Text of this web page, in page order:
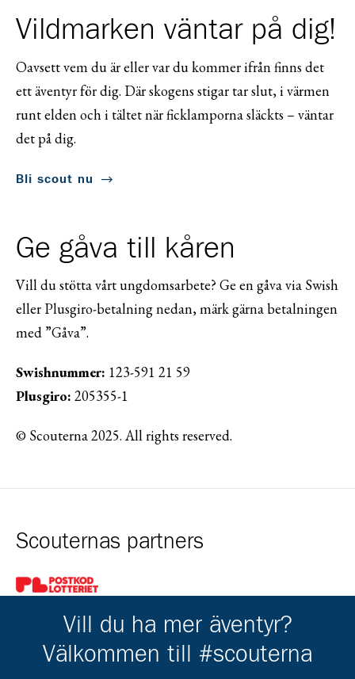
Vildmarken väntar på dig!
Oavsett vem du är eller var du kommer ifrån finns det
ett äventyr för dig. Där skogens stigar tar slut, i värmen
runt elden och i tältet när ficklamporna släckts – väntar
det på dig.
Bli scout nu
Ge gåva till kåren
Vill du stötta vårt ungdomsarbete? Ge en gåva via Swish
eller Plusgiro-betalning nedan, märk gärna betalningen
med ”Gåva”.
Swishnummer: 123-591 21 59
Plusgiro: 205355-1
© Scouterna 2025. All rights reserved.
Scouternas partners
Gå till pl_50
Vill du ha mer äventyr?
Välkommen till #scouterna